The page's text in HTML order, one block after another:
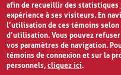
afin de recueillir des
expérience à ses visiteurs. En
l’utilisation de ces témoins
d’utilisation. Vous pouvez
vos paramètres de navigation.
témoins de connexion et sur la
personnels,cliquez ici.